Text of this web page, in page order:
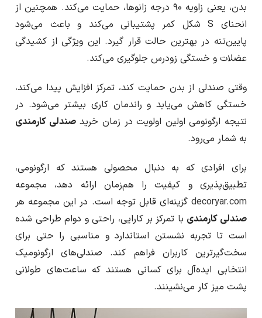
بدن، یعنی زاویه ۹۰ درجه زانوها، حمایت می‌کند. همچنین از
انحنای S شکل کمر پشتیبانی می‌کند و باعث می‌شود
پایین‌تنه در بهترین حالت قرار گیرد. این ویژگی از کشیدگی
عضلات و خستگی زودرس جلوگیری می‌کند.
وقتی صندلی از بدن حمایت کند، تمرکز افزایش پیدا می‌کند،
خستگی کاهش می‌یابد و راندمان کاری بیشتر می‌شود. در
نتیجه ارگونومی اولین اولویت در زمان خریدصندلی کارمندی
به شمار می‌رود.
برای افرادی که به دنبال محصولی هستند که ارگونومی،
تطبیق‌پذیری و کیفیت را هم‌زمان ارائه دهد، مجموعه
decoryar.com گزینه‌ای قابل توجه است. در این مجموعه هر
صندلی کارمندی با تمرکز بر کارایی، راحتی و دوام طراحی شده
است تا تجربه نشستن استاندارد و مناسبی را حتی برای
سخت‌گیرترین کاربران فراهم کند. صندلی‌های ارگونومیک
انتخابی ایده‌آل برای کسانی هستند که ساعت‌های طولانی
پشت میز کار می‌نشینند.